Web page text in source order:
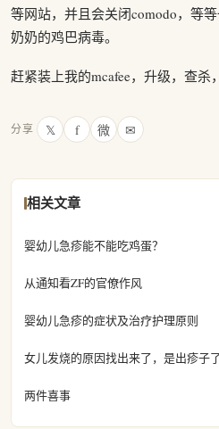
等网站，并且会关闭comodo，等
奶奶的鸡巴病毒。
赶紧装上我的mcafee，升级，查杀
分享 𝕏 f 微 ✉
相关文章
婴幼儿急疹能不能吃鸡蛋？
从通知看ZF的官僚作风
婴幼儿急疹的症状及治疗护理原则
女儿发烧的原因找出来了，是出疹子
两件喜事